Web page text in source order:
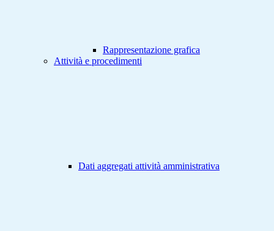
Rappresentazione grafica
Attività e procedimenti
Dati aggregati attività amministrativa